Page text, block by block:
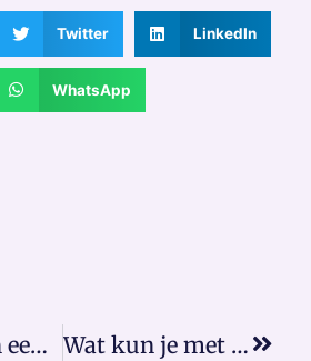
Twitter LinkedIn
WhatsApp
Wat zet je in een samenlevingscontract? Wat kun je met een volmacht?